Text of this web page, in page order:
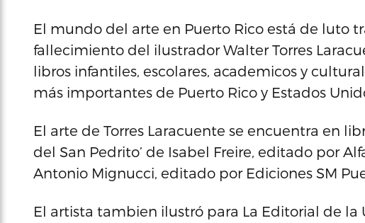
El mundo del arte en Puerto Rico está de luto
fallecimiento del ilustrador Walter Torres
libros infantiles, escolares, academicos y
más importantes de Puerto Rico y Estados
El arte de Torres Laracuente se encuentra en
del San Pedrito’ de Isabel Freire, editado por
Antonio Mignucci, editado por Ediciones SM
El artista tambien ilustró para La Editorial de la